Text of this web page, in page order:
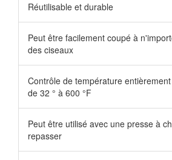
Réutilisable et durable
Peut être facilement coupé à
des ciseaux
Contrôle de température
de 32 ° à 600 °F
Peut être utilisé avec une presse à
repasser